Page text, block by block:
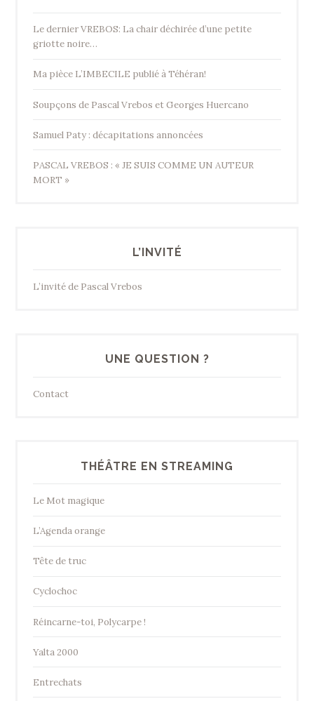
Le dernier VREBOS: La chair déchirée d’une petite
griotte noire…
Ma pièce L’IMBECILE publié à Téhéran!
Soupçons de Pascal Vrebos et Georges Huercano
Samuel Paty : décapitations annoncées
PASCAL VREBOS : « JE SUIS COMME UN AUTEUR
MORT »
L’INVITÉ
L’invité de Pascal Vrebos
UNE QUESTION ?
Contact
THÉÂTRE EN STREAMING
Le Mot magique
L’Agenda orange
Tête de truc
Cyclochoc
Réincarne-toi, Polycarpe !
Yalta 2000
Entrechats